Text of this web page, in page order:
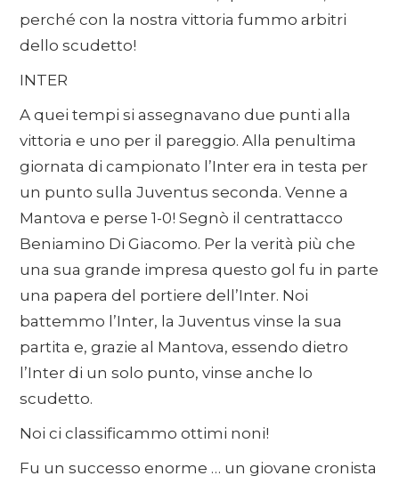
perché con la nostra vittoria fummo arbitri
dello scudetto!
INTER
A quei tempi si assegnavano due punti alla
vittoria e uno per il pareggio. Alla penultima
giornata di campionato l’Inter era in testa per
un punto sulla Juventus seconda. Venne a
Mantova e perse 1-0! Segnò il centrattacco
Beniamino Di Giacomo. Per la verità più che
una sua grande impresa questo gol fu in parte
una papera del portiere dell’Inter. Noi
battemmo l’Inter, la Juventus vinse la sua
partita e, grazie al Mantova, essendo dietro
l’Inter di un solo punto, vinse anche lo
scudetto.
Noi ci classificammo ottimi noni!
Fu un successo enorme … un giovane cronista